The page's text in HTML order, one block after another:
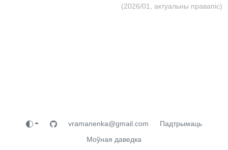
(2026/01, актуальны правапіс)
vramanenka@gmail.com
Падтрымаць
Моўная даведка